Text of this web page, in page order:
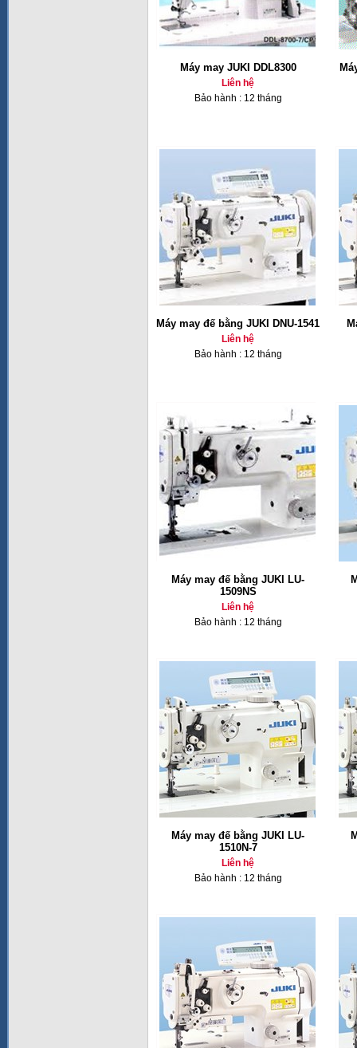
Máy may JUKI DDL8300
Liên hệ
Bảo hành : 12 tháng
Máy may đế bằng JUKI DNU-1541
Liên hệ
Bảo hành : 12 tháng
Máy may đế bằng JUKI LU-
1509NS
Liên hệ
Bảo hành : 12 tháng
Máy may đế bằng JUKI LU-
1510N-7
Liên hệ
Bảo hành : 12 tháng